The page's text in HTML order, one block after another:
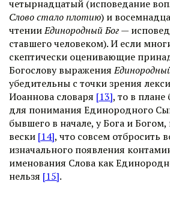
четырнадцатый (исповедание
Слово стало плотию) и
чтенииЕдинородный Бог—
ставшего человеком). И если
скептически оценивающие
Богослову выражения
убедительны с точки зрения
Иоаннова словаря [13], то в плане
для понимания Единородного
бывшего в начале, у Бога и Богом,
вески [14], что совсем отбросить
изначального появления
именования Слова как
нельзя [15].